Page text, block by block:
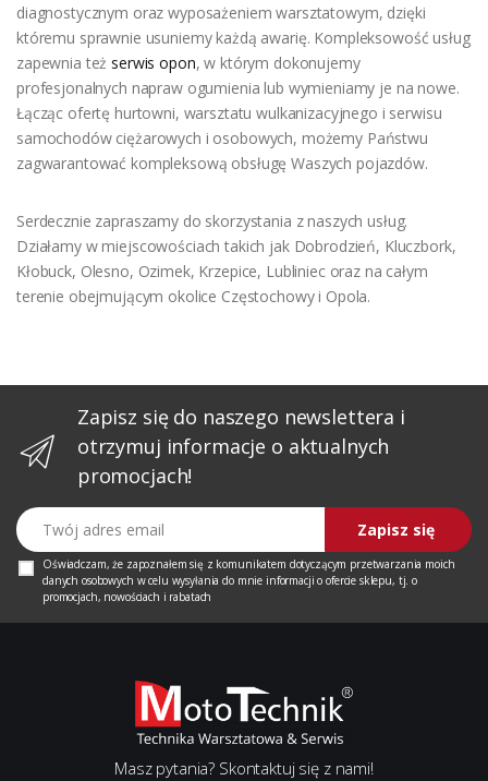
diagnostycznym oraz wyposażeniem warsztatowym, dzięki
któremu sprawnie usuniemy każdą awarię. Kompleksowość usług
zapewnia też serwis opon, w którym dokonujemy
profesjonalnych napraw ogumienia lub wymieniamy je na nowe.
Łącząc ofertę hurtowni, warsztatu wulkanizacyjnego i serwisu
samochodów ciężarowych i osobowych, możemy Państwu
zagwarantować kompleksową obsługę Waszych pojazdów.
Serdecznie zapraszamy do skorzystania z naszych usług.
Działamy w miejscowościach takich jak Dobrodzień, Kluczbork,
Kłobuck, Olesno, Ozimek, Krzepice, Lubliniec oraz na całym
terenie obejmującym okolice Częstochowy i Opola.
Zapisz się do naszego newslettera i
otrzymuj informacje o aktualnych
promocjach!
Twój adres email
Zapisz się
Oświadczam, że zapoznałem się z komunikatem dotyczącym przetwarzania moich
danych osobowych w celu wysyłania do mnie informacji o ofercie sklepu, tj. o
promocjach, nowościach i rabatach
Masz pytania? Skontaktuj się z nami!